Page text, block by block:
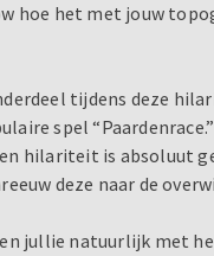
hoe het met jouw
tijdens deze
spel
hilariteit is absoluut
deze naar de
jullie natuurlijk met